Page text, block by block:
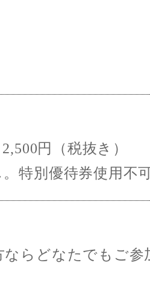
円（税抜き）
特別優待券使用不
ならどなたでもご参